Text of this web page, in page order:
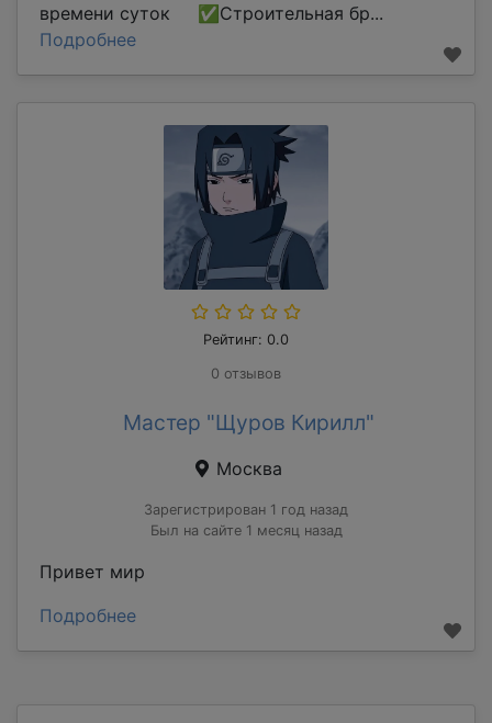
времени суток ✅Строительная бр...
Подробнее
Рейтинг: 0.0
0 отзывов
Мастер "Щуров Кирилл"
Москва
Зарегистрирован 1 год назад
Был на сайте 1 месяц назад
Привет мир
Подробнее